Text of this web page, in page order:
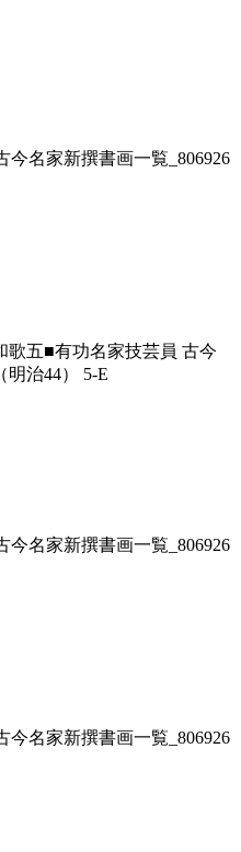
今名家新撰書画一覧_806926
歌五■有功名家技芸員 古今
明治44） 5-E
今名家新撰書画一覧_806926
今名家新撰書画一覧_806926